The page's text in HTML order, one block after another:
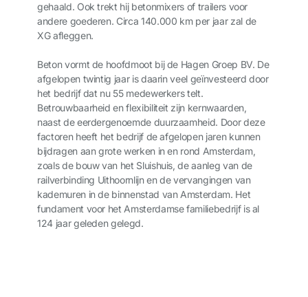
gehaald. Ook trekt hij betonmixers of trailers voor
andere goederen. Circa 140.000 km per jaar zal de
XG afleggen.
Beton vormt de hoofdmoot bij de Hagen Groep BV. De
afgelopen twintig jaar is daarin veel geïnvesteerd door
het bedrijf dat nu 55 medewerkers telt.
Betrouwbaarheid en flexibiliteit zijn kernwaarden,
naast de eerdergenoemde duurzaamheid. Door deze
factoren heeft het bedrijf de afgelopen jaren kunnen
bijdragen aan grote werken in en rond Amsterdam,
zoals de bouw van het Sluishuis, de aanleg van de
railverbinding Uithoornlijn en de vervangingen van
kademuren in de binnenstad van Amsterdam. Het
fundament voor het Amsterdamse familiebedrijf is al
124 jaar geleden gelegd.